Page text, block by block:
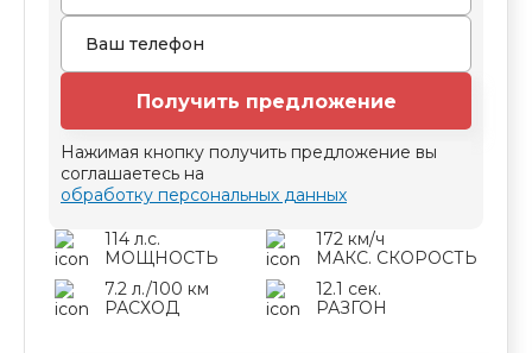
114 л.с.
МОЩНОСТЬ
172 км/ч
МАКС. СКОРОСТЬ
7.2 л./100 км
РАСХОД
12.1 сек.
РАЗГОН
Получить предложение
Нажимая кнопку получить предложение вы
соглашаетесь на
обработку персональных данных